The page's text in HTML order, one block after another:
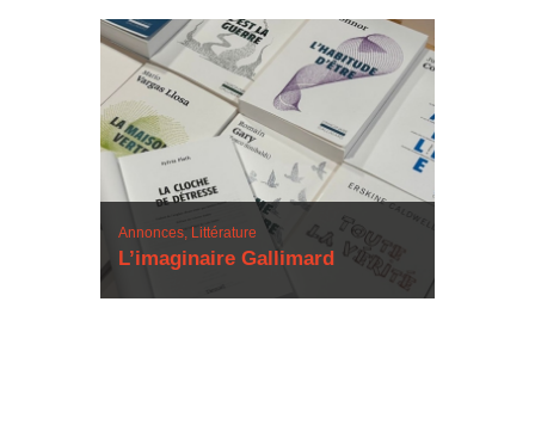
Annonces, Littérature
L’imaginaire Gallimard